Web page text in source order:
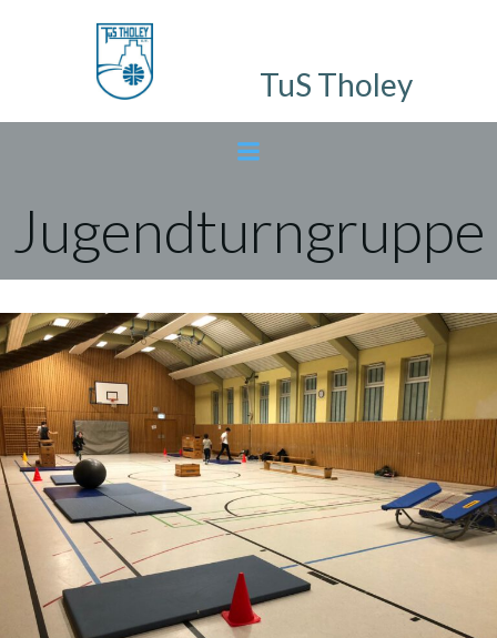
TuS Tholey
Jugendturngruppe